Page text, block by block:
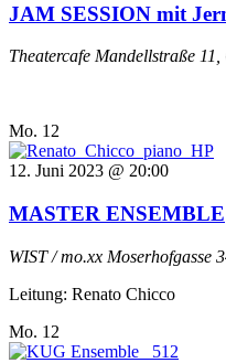
JAM SESSION mit
Theatercafe Mandellstraße 11,
Mo. 12
12. Juni 2023 @ 20:00
MASTER ENSEMBLE
WIST / mo.xx Moserhofgasse
Leitung: Renato Chicco
Mo. 12